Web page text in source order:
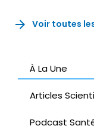
Voir toutes
À La Une
Articles
Podcast